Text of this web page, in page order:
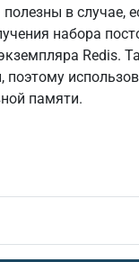
в случае,
набора
Redis.
поэтому
памяти.